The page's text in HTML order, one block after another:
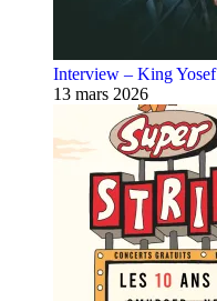
Interview – King Yosef
13 mars 2026